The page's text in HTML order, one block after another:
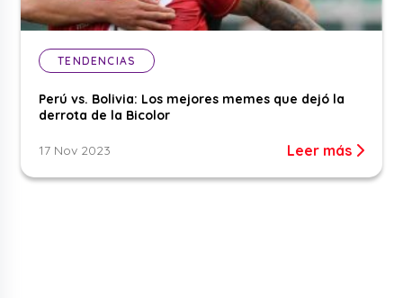
TENDENCIAS
Perú vs. Bolivia: Los mejores memes que dejó la
derrota de la Bicolor
17 Nov 2023 Leer más